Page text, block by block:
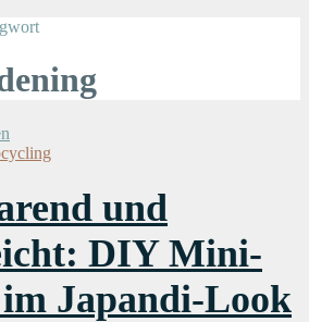
und
DIY Mini-
Japandi-Look